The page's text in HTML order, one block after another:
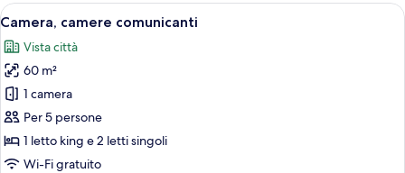
Apri
tutte
le
foto
per
Camera,
camere
comunicanti
Una camera d'albergo con due letti,
5
Camera, camere comunicanti
Vista città
60 m²
1 camera
Per 5 persone
1 letto king e 2 letti singoli
Wi-Fi gratuito